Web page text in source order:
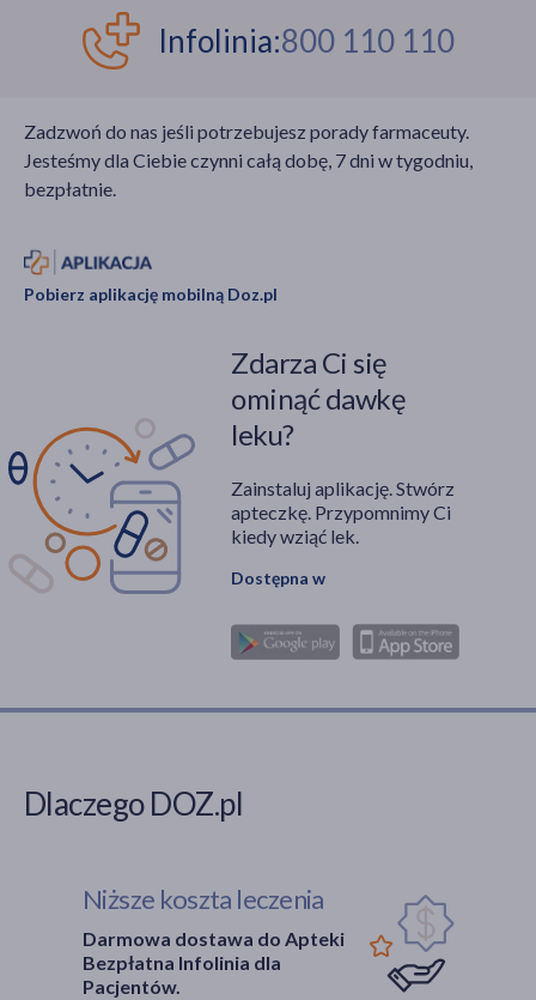
Infolinia:800 110 110
Zadzwoń do nas jeśli potrzebujesz porady farmaceuty.
Jesteśmy dla Ciebie czynni całą dobę, 7 dni w tygodniu,
bezpłatnie.
Pobierz aplikację mobilną Doz.pl
Zdarza Ci się
ominąć dawkę
leku?
Zainstaluj aplikację. Stwórz
apteczkę. Przypomnimy Ci
kiedy wziąć lek.
Dostępna w
Dlaczego DOZ.pl
Niższe koszta leczenia
Darmowa dostawa do Apteki
Bezpłatna Infolinia dla
Pacjentów.